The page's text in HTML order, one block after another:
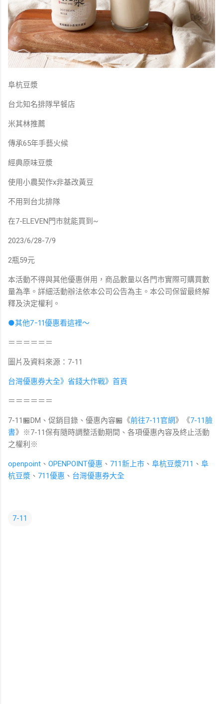
阜杭豆漿
台北知名排隊早餐店
米其林推薦
傳承65年手藝火候
經典原味豆漿
使用小農契作x非基改黃豆
不用到台北排隊
在7-ELEVEN門市就能買到~
2023/6/28-7/9
2瓶59元
本活動不得與其他優惠併用，商品數量以各門市實際可購買數
量為準。詳細活動辦法依本公司公告為主。本公司保留最終解
釋及決定權利。
●其他7-11優惠看這裡～
＝＝＝＝＝＝
圖片及資料來源：7-11
台灣優惠券大全》省錢大作戰》首頁
＝＝＝＝＝＝
7-11🏪DM、促銷目錄、優惠內容🏪《前往7-11官網》《7-11臉
書》※7-11保有隨時調整活動期間、各項優惠內容及終止活動
之權利※
openpoint 、 OPENPOINT優惠 、 711新上市 、 阜杭豆漿711 、 阜
杭豆漿 、 711優惠 、 台灣優惠券大全
7-11